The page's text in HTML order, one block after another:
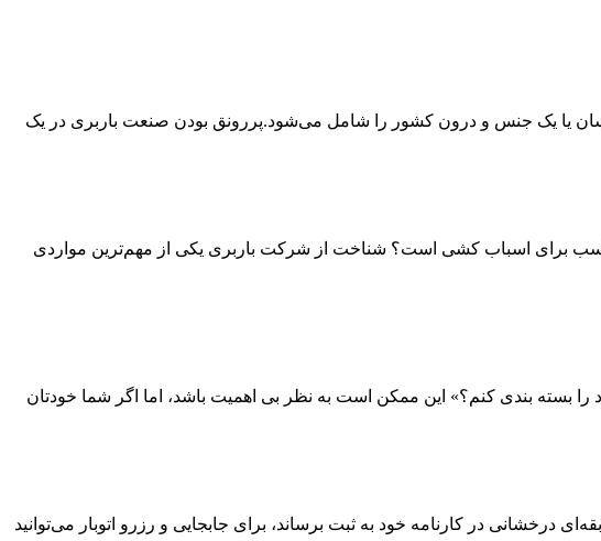
یا یک جنس و درون کشور را شامل می‌شود.پررونق بودن صنعت باربری در یک
مناسب برای اسباب کشی است؟ شناخت از شرکت باربری یکی از مهم‌ترین مواردی
را بسته بندی کنم؟» این ممکن است به نظر بی اهمیت باشد، اما اگر شما خودتان
درخشانی در کارنامه خود به ثبت برساند، برای جابجایی و رزرو اتوبار می‌توانید